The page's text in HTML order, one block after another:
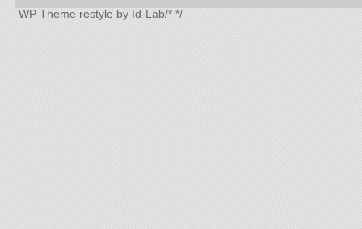
WP Theme restyle by Id-Lab/* */